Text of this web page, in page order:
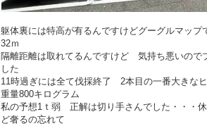
躯体裏には特高が有るんですけどグーグルマップ
32ｍ
隔離距離は取れてるんですけど 気持ち悪いので
した
11時過ぎには全て伐採終了 2本目の一番大きな
重量800キログラム
私の予想1ｔ弱 正解は切り手さんでした・・・
ど奢るの忘れて